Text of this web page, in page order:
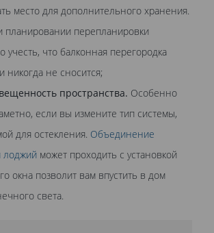
место для дополнительного хранения.
планировании перепланировки
учесть, что балконная перегородка
никогда не сносится;
пространства. Особенно
если вы измените тип системы,
для остекления. Объединение
лоджий может проходить с установкой
окна позволит вам впустить в дом
света.